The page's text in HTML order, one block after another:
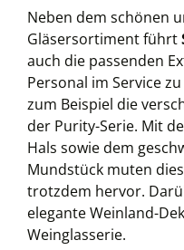
Neben dem schönen
Gläsersortiment führt
auch die passenden
Personal im Service
zum Beispiel die
der Purity-Serie. Mit
Hals sowie dem
Mundstück muten
trotzdem hervor.
elegante Weinland-
Weinglasserie.